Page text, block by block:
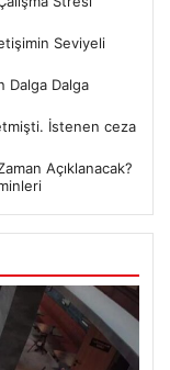
Seviyeli
Dalga Dalga
İstenen ceza
Açıklanacak?